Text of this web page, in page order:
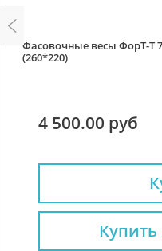
Фасовочные весы ФорТ-Т
(260*220)
4 500.00 руб